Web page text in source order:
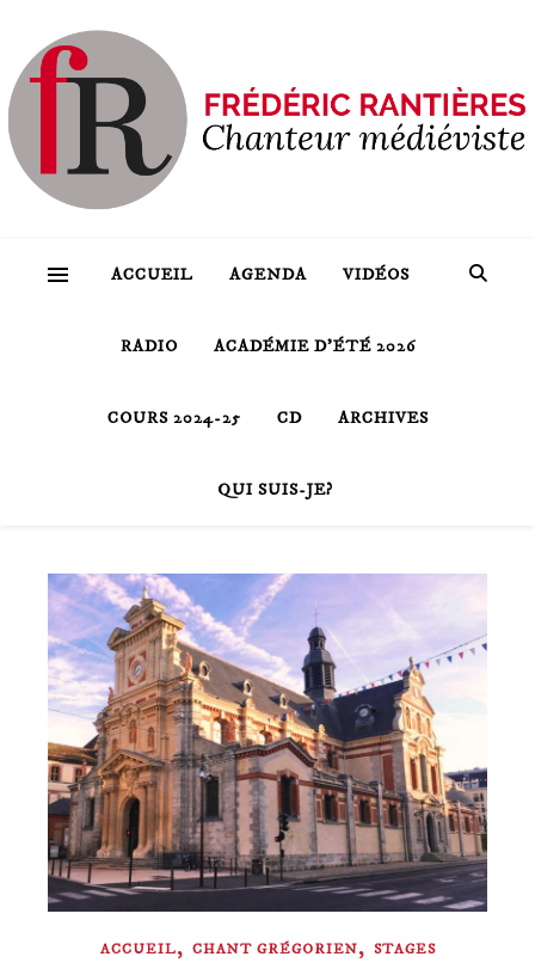
ACCUEIL AGENDA VIDÉOS
RADIO ACADÉMIE D’ÉTÉ 2026
COURS 2024-25 CD ARCHIVES
QUI SUIS-JE?
ACCUEIL, CHANT GRÉGORIEN, STAGES